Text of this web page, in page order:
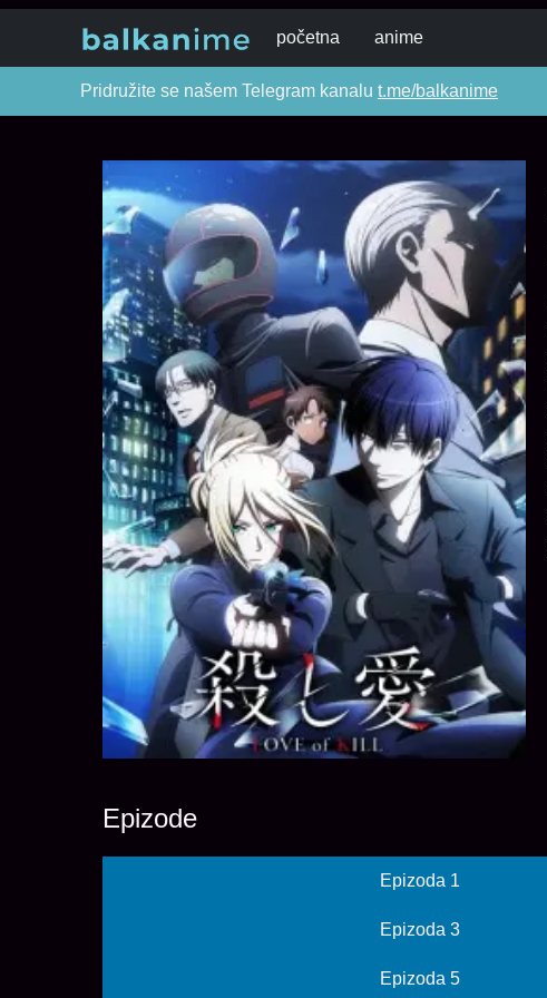
početna anime
Pridružite se našem Telegram kanalu t.me/balkanime
Epizode
Epizoda 1
Epizoda 3
Epizoda 5